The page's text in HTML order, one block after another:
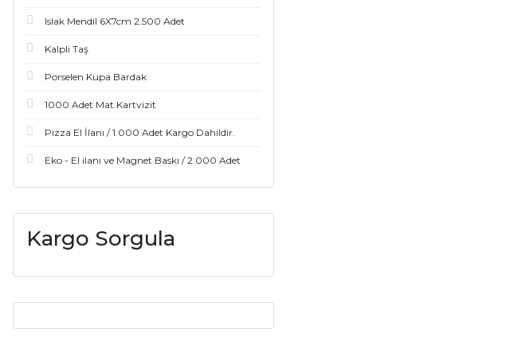
Islak Mendil 6X7cm 2.500 Adet
Kalpli Taş
Porselen Kupa Bardak
1000 Adet Mat Kartvizit
Pizza El İlanı / 1.000 Adet Kargo Dahildir.
Eko - El ilanı ve Magnet Baskı / 2.000 Adet
Kargo Sorgula